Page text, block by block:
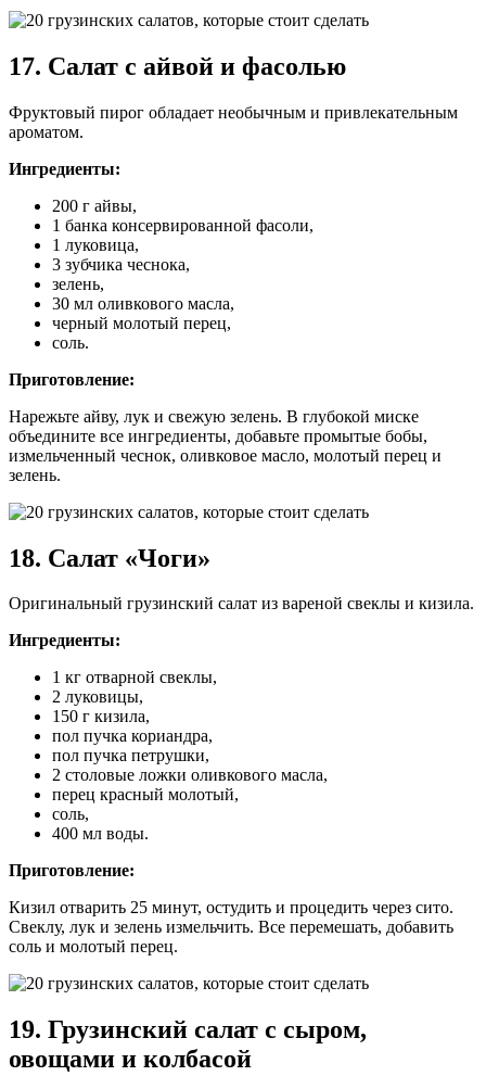
17. Салат с айвой и фасолью
Фруктовый пирог обладает необычным и привлекательным
ароматом.
Ингредиенты:
200 г айвы,
1 банка консервированной фасоли,
1 луковица,
3 зубчика чеснока,
зелень,
30 мл оливкового масла,
черный молотый перец,
соль.
Приготовление:
Нарежьте айву, лук и свежую зелень. В глубокой миске
объедините все ингредиенты, добавьте промытые бобы,
измельченный чеснок, оливковое масло, молотый перец и
зелень.
18. Салат «Чоги»
Оригинальный грузинский салат из вареной свеклы и кизила.
Ингредиенты:
1 кг отварной свеклы,
2 луковицы,
150 г кизила,
пол пучка кориандра,
пол пучка петрушки,
2 столовые ложки оливкового масла,
перец красный молотый,
соль,
400 мл воды.
Приготовление:
Кизил отварить 25 минут, остудить и процедить через сито.
Свеклу, лук и зелень измельчить. Все перемешать, добавить
соль и молотый перец.
19. Грузинский салат с сыром,
овощами и колбасой